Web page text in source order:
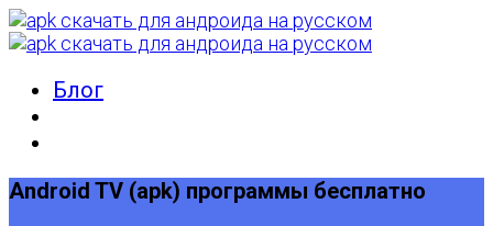
Блог
Android TV (apk) программы бесплатно